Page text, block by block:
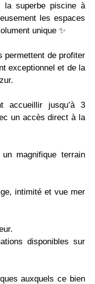
la superbe piscine à
les espaces
unique ✨
permettent de profiter
exceptionnel et de la
accueillir jusqu’à 3
un accès direct à la
magnifique terrain
intimité et vue mer
disponibles sur
auxquels ce bien